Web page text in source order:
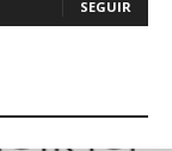
SEGUIR